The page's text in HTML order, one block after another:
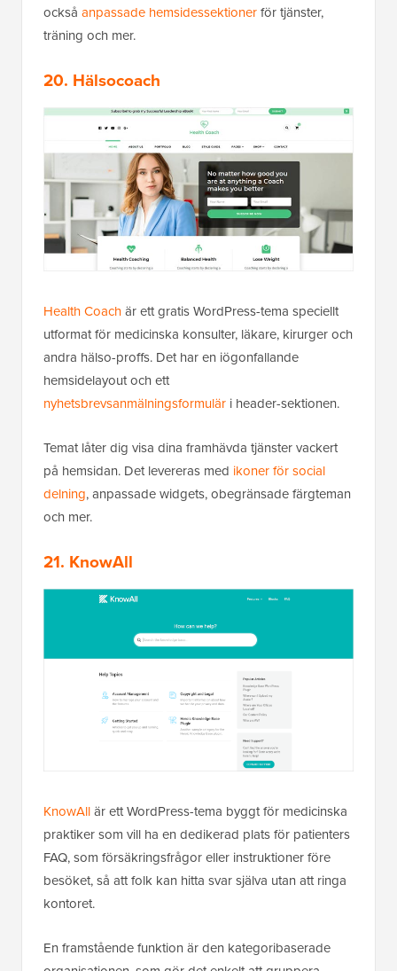
också anpassade hemsidessektionerför tjänster,
träning och mer.
20. Hälsocoach
Health Coachär ett gratis WordPress-tema speciellt
utformat för medicinska konsulter, läkare, kirurger och
andra hälso-proffs. Det har en iögonfallande
hemsidelayout och ett
nyhetsbrevsanmälningsformulär i header-sektionen.
Temat låter dig visa dina framhävda tjänster vackert
på hemsidan. Det levereras med ikoner för social
delning, anpassade widgets, obegränsade färgteman
och mer.
21. KnowAll
KnowAllär ett WordPress-tema byggt för medicinska
praktiker som vill ha en dedikerad plats för patienters
FAQ, som försäkringsfrågor eller instruktioner före
besöket, så att folk kan hitta svar själva utan att ringa
kontoret.
En framstående funktion är den kategoribaserade